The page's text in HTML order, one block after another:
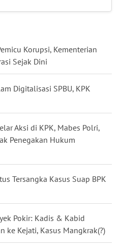
Korupsi, Kementerian
Sejak Dini
Digitalisasi SPBU, KPK
Aksi di KPK, Mabes Polri,
Penegakan Hukum
Tersangka Kasus Suap BPK
Pokir: Kadis & Kabid
ke Kejati, Kasus Mangkrak(?)